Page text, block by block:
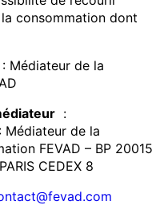
consommation dont
: Médiateur de la
:
Médiateur de la
FEVAD – BP 20015
CEDEX 8